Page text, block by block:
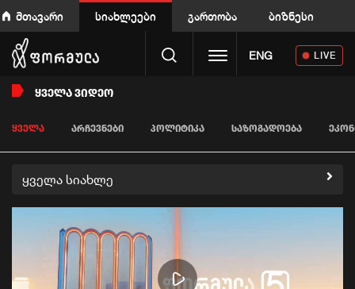
მთავარი სიახლეები გართობა ბიზნესი
Toggle navigation
ENG LIVE
ᲧᲕᲔᲚᲐ ᲕᲘᲓᲔᲝ
ᲧᲕᲔᲚᲐ ᲐᲠᲩᲔᲕᲜᲔᲑᲘ ᲞᲝᲚᲘᲢᲘᲙᲐ ᲡᲐᲖᲝᲒᲐᲓᲝᲔᲑᲐ
ყველა სიახლე